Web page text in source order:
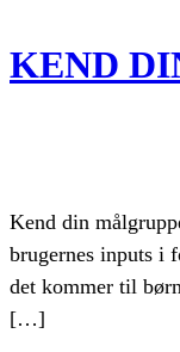
KEND
Kend din
brugernes inputs i
det kommer til
[…]